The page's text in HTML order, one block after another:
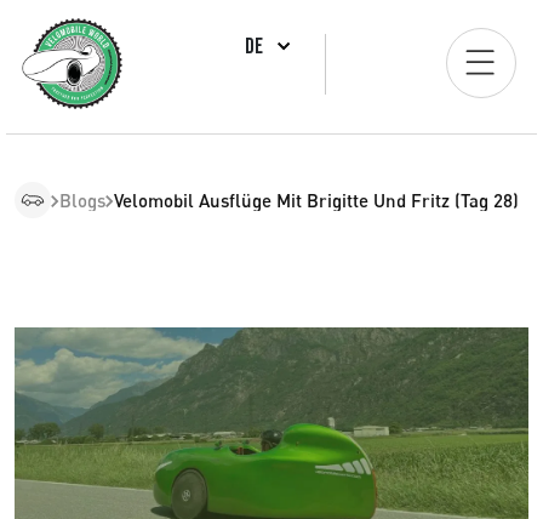
DE
Blogs Velomobil Ausflüge Mit Brigitte Und Fritz (Tag 28)